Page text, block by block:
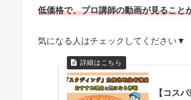
低価格で、プロ講師の動画が見ること
気になる人はチェックしてください▼
【コス